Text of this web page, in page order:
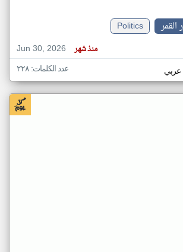
القمر
Politics
Jun 30, 2026
منذ شهر
عربي عدد الكلمات: ٢٢٨